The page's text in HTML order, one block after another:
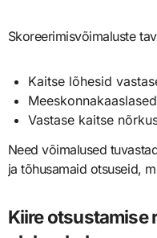
Skoreerimisvõimaluste
Kaitse lõhesid
Vastase kaitse
Need võimalused
ja tõhusamaid otsuseid,
Kiire otsustamise